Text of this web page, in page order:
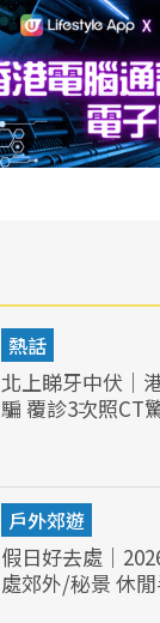
熱話
北上睇牙中伏｜
騙 覆診3次照CT
戶外郊遊
假日好去處｜
處郊外/秘景 休